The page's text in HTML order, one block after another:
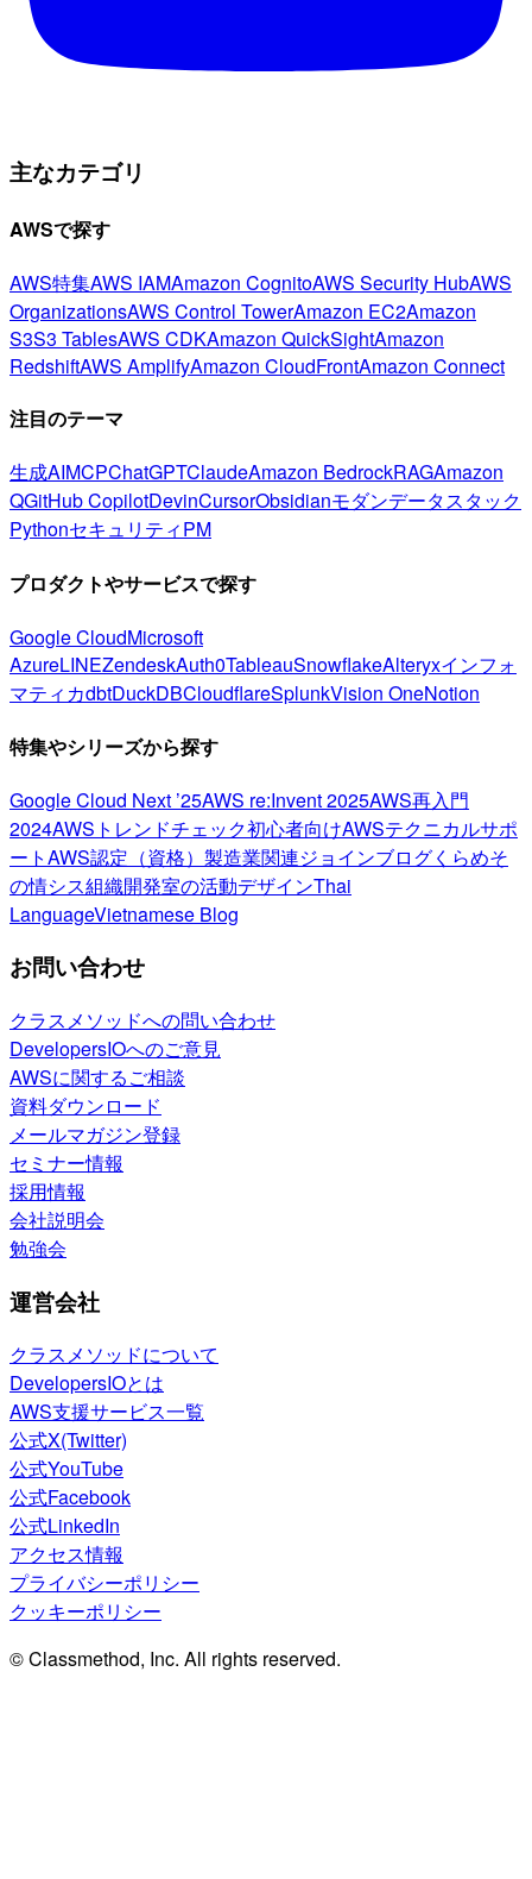
主なカテゴリ
AWSで探す
AWS特集AWS IAMAmazon CognitoAWS Security HubAWS
OrganizationsAWS Control TowerAmazon EC2Amazon
S3S3 TablesAWS CDKAmazon QuickSightAmazon
RedshiftAWS AmplifyAmazon CloudFrontAmazon Connect
注目のテーマ
生成AIMCPChatGPTClaudeAmazon BedrockRAGAmazon
QGitHub CopilotDevinCursorObsidianモダンデータスタック
PythonセキュリティPM
プロダクトやサービスで探す
Google CloudMicrosoft
AzureLINEZendeskAuth0TableauSnowflakeAlteryxインフォ
マティカdbtDuckDBCloudflareSplunkVision OneNotion
特集やシリーズから探す
Google Cloud Next ’25AWS re:Invent 2025AWS再入門
2024AWSトレンドチェック初心者向けAWSテクニカルサポ
ートAWS認定（資格） 製造業関連ジョインブログくらめそ
の情シス組織開発室の活動デザインThai
LanguageVietnamese Blog
お問い合わせ
クラスメソッドへの問い合わせ
DevelopersIOへのご意見
AWSに関するご相談
資料ダウンロード
メールマガジン登録
セミナー情報
採用情報
会社説明会
勉強会
運営会社
クラスメソッドについて
DevelopersIOとは
AWS支援サービス一覧
公式X(Twitter)
公式YouTube
公式Facebook
公式LinkedIn
アクセス情報
プライバシーポリシー
クッキーポリシー
© Classmethod, Inc. All rights reserved.